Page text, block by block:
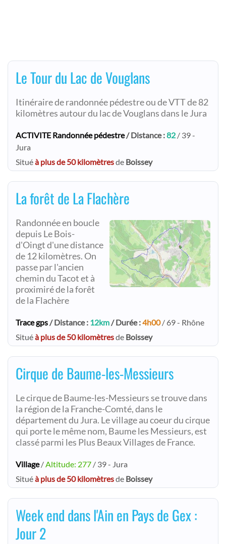
Le Tour du Lac de Vouglans
Itinéraire de randonnée pédestre ou de VTT de 82
kilomètres autour du lac de Vouglans dans le Jura
ACTIVITE Randonnée pédestre/ Distance :82 / 39 -
Jura
Situéà plus de 50 kilomètresde Boissey
La forêt de La Flachère
Randonnée en boucle
depuis Le Bois-
d'Oingt d'une distance
de 12 kilomètres. On
passe par l'ancien
chemin du Tacot et à
proximiré de la forêt
de la Flachère
Trace gps/ Distance : 12km/ Durée :4h00/ 69 - Rhône
Situéà plus de 50 kilomètresde Boissey
Cirque de Baume-les-Messieurs
Le cirque de Baume-les-Messieurs se trouve dans
la région de la Franche-Comté, dans le
département du Jura. Le village au coeur du cirque
qui porte le même nom, Baume les Messieurs, est
classé parmi les Plus Beaux Villages de France.
Village/Altitude: 277 / 39 - Jura
Situéà plus de 50 kilomètresde Boissey
Week end dans l'Ain en Pays de Gex :
Jour 2